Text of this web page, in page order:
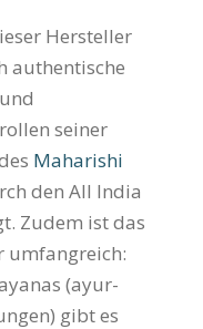
Hersteller
authentische
seiner
Maharishi
den All India
Zudem ist das
umfangreich:
(ayur­
gibt es